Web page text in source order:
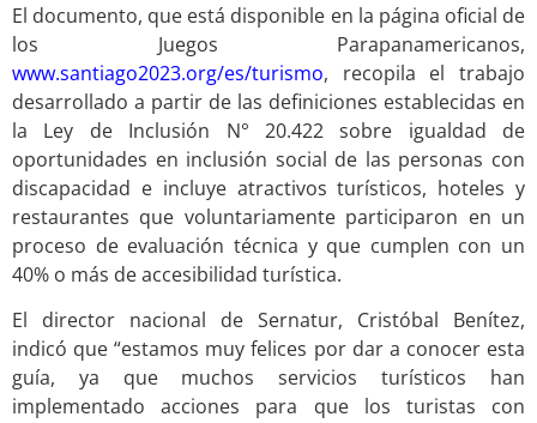
El documento, que está disponible en la página oficial de
los Juegos Parapanamericanos,
www.santiago2023.org/es/turismo, recopila el trabajo
desarrollado a partir de las definiciones establecidas en
la Ley de Inclusión N° 20.422 sobre igualdad de
oportunidades en inclusión social de las personas con
discapacidad e incluye atractivos turísticos, hoteles y
restaurantes que voluntariamente participaron en un
proceso de evaluación técnica y que cumplen con un
40% o más de accesibilidad turística.
El director nacional de Sernatur, Cristóbal Benítez,
indicó que “estamos muy felices por dar a conocer esta
guía, ya que muchos servicios turísticos han
implementado acciones para que los turistas con